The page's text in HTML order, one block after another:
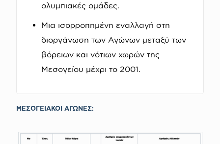
ολυμπιακές ομάδες.
Μια ισορροπημένη εναλλαγή στη
διοργάνωση των Αγώνων μεταξύ των
βόρειων και νότιων χωρών της
Μεσογείου μέχρι το 2001.
ΜΕΣΟΓΕΙΑΚΟΙ ΑΓΩΝΕΣ: